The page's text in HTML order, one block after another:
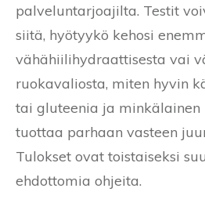
palveluntarjoajilta. Testit
siitä, hyötyykö kehosi
vähähiilihydraattisesta vai
ruokavaliosta, miten hyvin
tai gluteenia ja
tuottaa parhaan vasteen
Tulokset ovat toistaiseksi
ehdottomia ohjeita.